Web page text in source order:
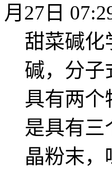
月27日
甜菜碱化
碱，分子
具有两个
是具有三
晶粉末，